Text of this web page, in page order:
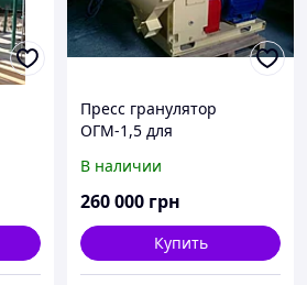
Пресс гранулятор
ОГМ-1,5 для
В наличии
260 000 грн
Купить